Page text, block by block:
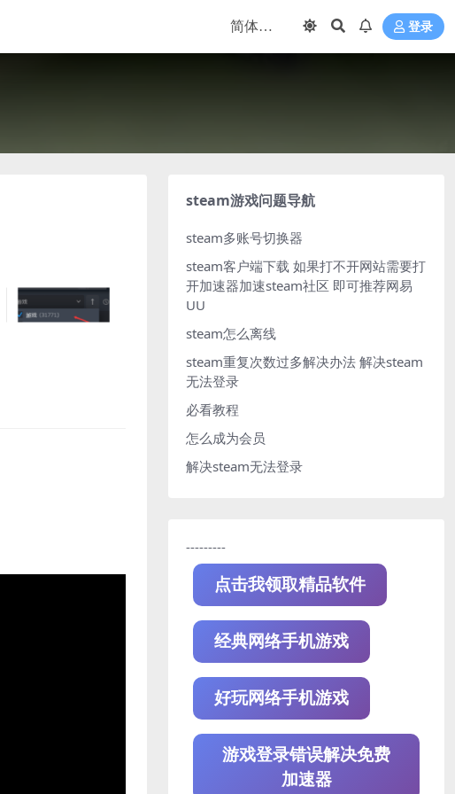
登录
steam游戏问题导航
steam多账号切换器
steam客户端下载 如果打不开网站需要打
开加速器加速steam社区 即可推荐网易
UU
steam怎么离线
steam重复次数过多解决办法 解决steam
无法登录
必看教程
怎么成为会员
解决steam无法登录
---------
点击我领取精品软件
经典网络手机游戏
好玩网络手机游戏
游戏登录错误解决免费
加速器